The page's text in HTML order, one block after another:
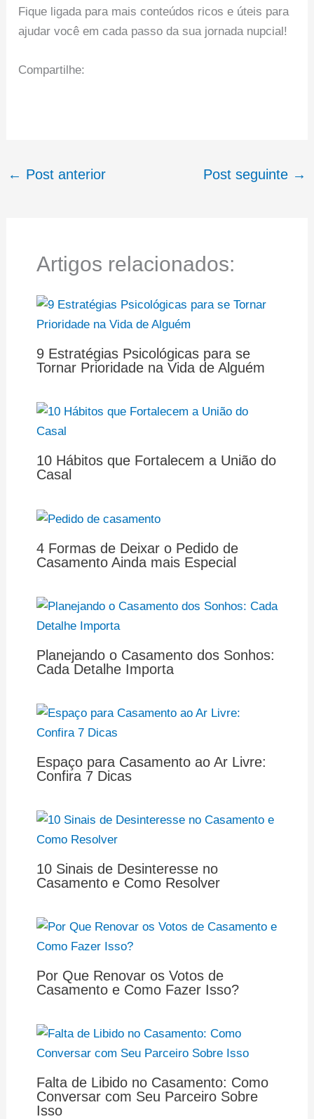
Fique ligada para mais conteúdos ricos e úteis para
ajudar você em cada passo da sua jornada nupcial!
Compartilhe:
← Post anterior Post seguinte →
Artigos relacionados:
9 Estratégias Psicológicas para se
Tornar Prioridade na Vida de Alguém
10 Hábitos que Fortalecem a União do
Casal
4 Formas de Deixar o Pedido de
Casamento Ainda mais Especial
Planejando o Casamento dos Sonhos:
Cada Detalhe Importa
Espaço para Casamento ao Ar Livre:
Confira 7 Dicas
10 Sinais de Desinteresse no
Casamento e Como Resolver
Por Que Renovar os Votos de
Casamento e Como Fazer Isso?
Falta de Libido no Casamento: Como
Conversar com Seu Parceiro Sobre
Isso